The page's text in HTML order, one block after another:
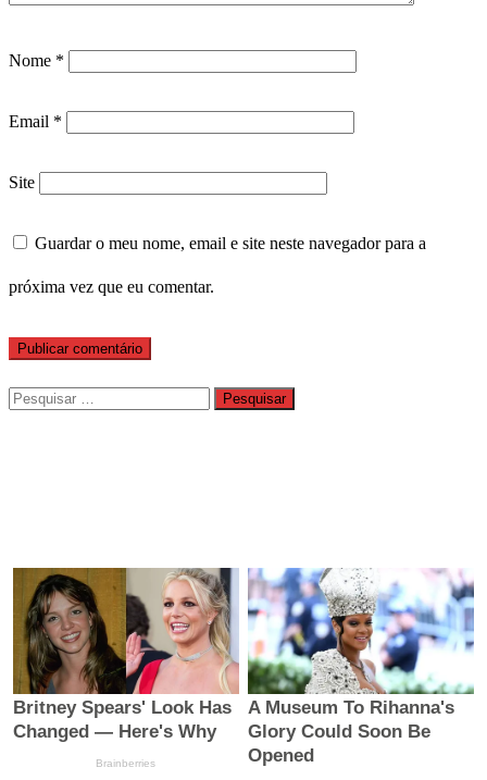
Nome *
Email *
Site
Guardar o meu nome, email e site neste navegador para a
próxima vez que eu comentar.
Pesquisar
por: